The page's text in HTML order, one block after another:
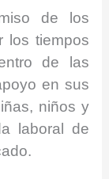
de los
los tiempos
de las
en sus
niños y
laboral de